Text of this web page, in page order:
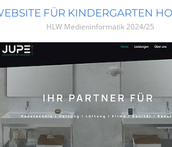
HLW Medieninformatik2024/25